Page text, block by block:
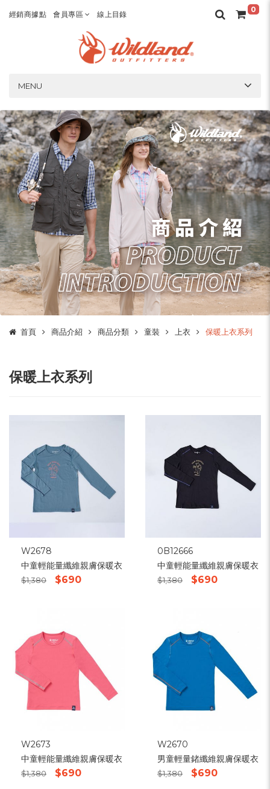
經銷商據點 會員專區 線上目錄
0
MENU
首頁 商品介紹 商品分類 童裝 上衣 保暖上衣系列
保暖上衣系列
W2678
中童輕能量纖維親膚保暖衣
$1,380 $690
0B12666
中童輕能量纖維親膚保暖衣
$1,380 $690
W2673
中童輕能量纖維親膚保暖衣
$1,380 $690
W2670
男童輕量鍺纖維親膚保暖衣
$1,380 $690